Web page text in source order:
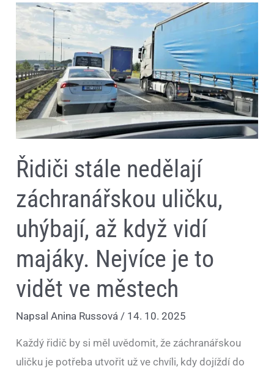
Řidiči stále nedělají
záchranářskou uličku,
uhýbají, až když vidí
majáky. Nejvíce je to
vidět ve městech
NapsalAnina Russová/ 14. 10. 2025
Každý řidič by si měl uvědomit, že záchranářskou
uličku je potřeba utvořit už ve chvíli, kdy dojíždí do
Řidiči
stále
nedělají
záchranářskou
uličku,
uhýbají,
až
když
vidí
majáky.
Nejvíce
je
to
vidět
městech